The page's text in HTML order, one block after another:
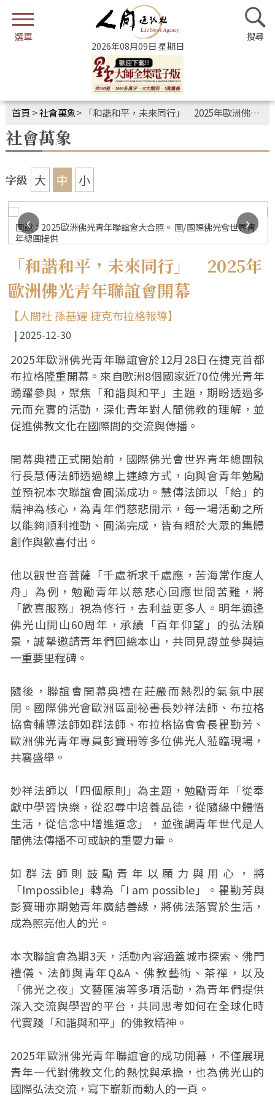
2026年08月09日 星期日
首頁 >社會萬象> 「和諧和平，未來同行」 2025年歐洲佛光青年聯誼會開幕
社會萬象
字級 大 中 小
圖說：2025歐洲佛光青年聯誼會大合照。 圖/國際佛光會世界青
年總團提供
‹
›
「和諧和平，未來同行」 2025年
歐洲佛光青年聯誼會開幕
【人間社 孫基耀 捷克布拉格報導】
2025-12-30
2025年歐洲佛光青年聯誼會於12月28日在捷克首都
布拉格隆重開幕。來自歐洲8個國家近70位佛光青年
踴躍參與，聚焦「和諧與和平」主題，期盼透過多
元而充實的活動，深化青年對人間佛教的理解，並
促進佛教文化在國際間的交流與傳播。
開幕典禮正式開始前，國際佛光會世界青年總團執
行長慧傳法師透過線上連線方式，向與會青年勉勵
並預祝本次聯誼會圓滿成功。慧傳法師以「給」的
精神為核心，為青年們慈悲開示，每一場活動之所
以能夠順利推動、圓滿完成，皆有賴於大眾的集體
創作與歡喜付出。
他以觀世音菩薩「千處祈求千處應，苦海常作度人
舟」為例，勉勵青年以慈悲心回應世間苦難，將
「歡喜服務」視為修行，去利益更多人。明年適逢
佛光山開山60周年，承續「百年仰望」的弘法願
景，誠摯邀請青年們回總本山，共同見證並參與這
一重要里程碑。
隨後，聯誼會開幕典禮在莊嚴而熱烈的氣氛中展
開。國際佛光會歐洲區副祕書長妙祥法師、布拉格
協會輔導法師如群法師、布拉格協會會長瞿勤芳、
歐洲佛光青年專員彭寶珊等多位佛光人蒞臨現場，
共襄盛舉。
妙祥法師以「四個原則」為主題，勉勵青年「從奉
獻中學習快樂，從忍辱中培養品德，從隨緣中體悟
生活，從信念中增進道念」，並強調青年世代是人
間佛法傳播不可或缺的重要力量。
如群法師則鼓勵青年以願力與用心，將
「Impossible」轉為「I am possible」。瞿勤芳與
彭寶珊亦期勉青年廣結善緣，將佛法落實於生活，
成為照亮他人的光。
本次聯誼會為期3天，活動內容涵蓋城市探索、佛門
禮儀、法師與青年Q&A、佛教藝術、茶禪，以及
「佛光之夜」文藝匯演等多項活動，為青年們提供
深入交流與學習的平台，共同思考如何在全球化時
代實踐「和諧與和平」的佛教精神。
2025年歐洲佛光青年聯誼會的成功開幕，不僅展現
青年一代對佛教文化的熱忱與承擔，也為佛光山的
國際弘法交流，寫下嶄新而動人的一頁。